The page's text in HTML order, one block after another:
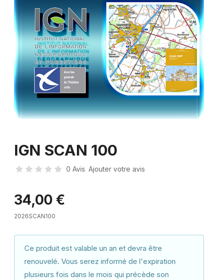
IGN SCAN 100
0 Avis Ajouter votre avis
34,00 €
2026SCAN100
Ce produit est valable un an et devra être
renouvelé. Vous serez informé de l'expiration
plusieurs fois dans le mois qui précède son